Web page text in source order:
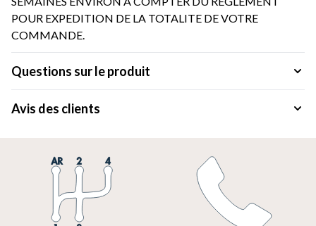
POUR EXPEDITION DE LA TOTALITE DE VOTRE
COMMANDE.
Questions sur le produit
Avis des clients